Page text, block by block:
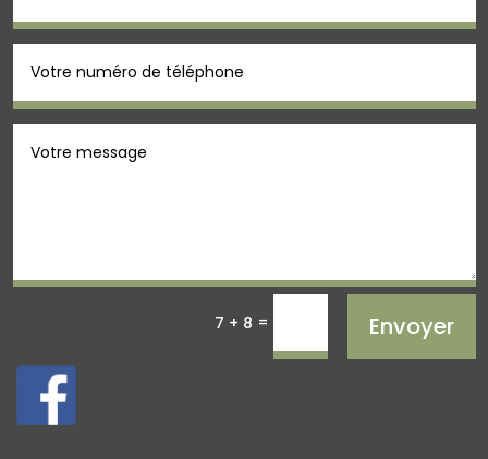
7 + 8 = Envoyer